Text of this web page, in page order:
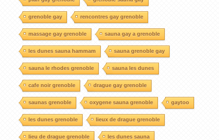
grenoble gay rencontres gay grenoble
massage gay grenoble sauna gay a grenoble
les dunes sauna hammam sauna grenoble gay
sauna le rhodes grenoble sauna les dunes
cafe noir grenoble drague gay grenoble
saunas grenoble oxygene sauna grenoble gaytoo
les dunes grenoble lieux de drague grenoble
lieu de drague grenoble les dunes sauna